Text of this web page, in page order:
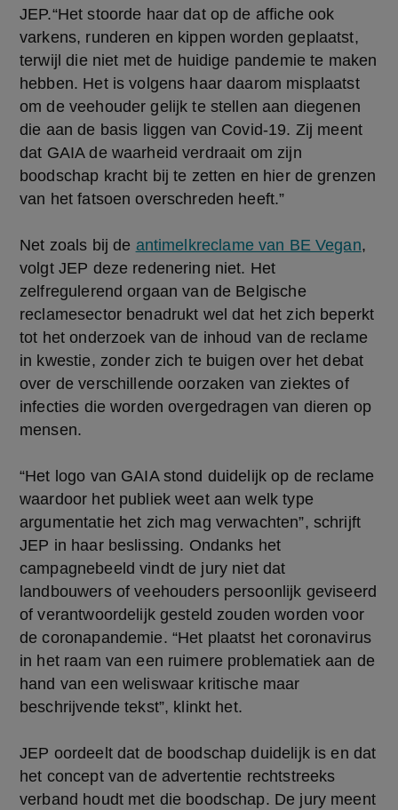
JEP.“Het stoorde haar dat op de affiche ook
varkens, runderen en kippen worden geplaatst,
terwijl die niet met de huidige pandemie te maken
hebben. Het is volgens haar daarom misplaatst
om de veehouder gelijk te stellen aan diegenen
die aan de basis liggen van Covid-19. Zij meent
dat GAIA de waarheid verdraait om zijn
boodschap kracht bij te zetten en hier de grenzen
van het fatsoen overschreden heeft.”
Net zoals bij de antimelkreclame van BE Vegan,
volgt JEP deze redenering niet. Het
zelfregulerend orgaan van de Belgische
reclamesector benadrukt wel dat het zich beperkt
tot het onderzoek van de inhoud van de reclame
in kwestie, zonder zich te buigen over het debat
over de verschillende oorzaken van ziektes of
infecties die worden overgedragen van dieren op
mensen.
“Het logo van GAIA stond duidelijk op de reclame
waardoor het publiek weet aan welk type
argumentatie het zich mag verwachten”, schrijft
JEP in haar beslissing. Ondanks het
campagnebeeld vindt de jury niet dat
landbouwers of veehouders persoonlijk geviseerd
of verantwoordelijk gesteld zouden worden voor
de coronapandemie. “Het plaatst het coronavirus
in het raam van een ruimere problematiek aan de
hand van een weliswaar kritische maar
beschrijvende tekst”, klinkt het.
JEP oordeelt dat de boodschap duidelijk is en dat
het concept van de advertentie rechtstreeks
verband houdt met die boodschap. De jury meent